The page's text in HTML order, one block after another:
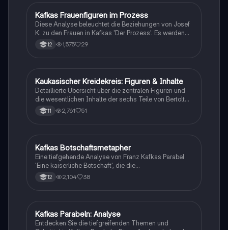
Deutsch
Kafkas Frauenfiguren im Prozess
Diese Analyse beleuchtet die Beziehungen von Josef
K. zu den Frauen in Kafkas 'Der Prozess'. Es werden
zentrale Figuren wie Frau Grubach, Leni und Fräulein
Bürstner betrachtet und deren Verknüpfung mit dem
Bindungen beeinflusst. Ideal für Literaturstudierende
und Kafka-Interessierte. Typ: Analyse.
12 1,575 29
Deutsch
Kaukasischer Kreidekreis: Figuren & Inhalte
Detaillierte Übersicht über die zentralen Figuren und
die wesentlichen Inhalte der sechs Teile von Bertolt
Brechts Drama 'Der Kaukasische Kreidekreis'. Ideal
für das Verständnis der Charaktere und der Handlung.
11 2,761 51
Deutsch
Kafkas Botschaftsmetapher
Eine tiefgehende Analyse von Franz Kafkas Parabel
'Eine kaiserliche Botschaft', die die
Herausforderungen der Kommunikation in
hierarchischen Gesellschaften und die komplexe
symbolische Bedeutung des Boten und die Kritik an
bürokratischen Strukturen. Ideal für Studierende der
Literaturwissenschaft.
12 2,104 38
Deutsch
Kafkas Parabeln: Analyse
Entdecken Sie die tiefgreifenden Themen und